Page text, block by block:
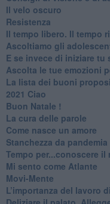
​Il velo oscuro
Resistenza
​Il tempo libero. Il tempo
Ascoltiamo gli
​E se invece di iniziare tu
​Ascolta le tue emozioni
​La lista dei buoni
2021 Ciao
Buon Natale !
​La cura delle parole
​Come nasce un amore
Stanchezza da pandemia
​Tempo per...conoscere il
​Mi sento come Atlante
​Movi-Mente
​L’importanza del lavoro